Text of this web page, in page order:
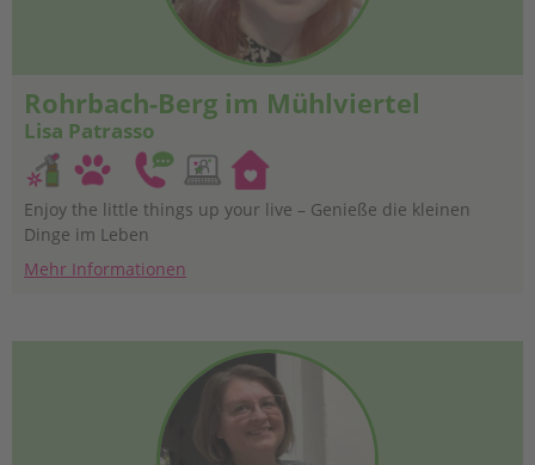
Rohrbach-Berg im Mühlviertel
Lisa Patrasso
Enjoy the little things up your live – Genieße die kleinen
Dinge im Leben
Mehr Informationen